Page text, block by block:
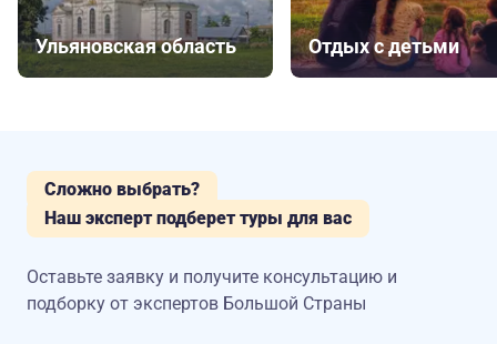
Ульяновская область Отдых с детьми
Сложно выбрать?
Наш эксперт подберет туры для вас
Оставьте заявку и получите консультацию и
подборку от экспертов Большой Страны